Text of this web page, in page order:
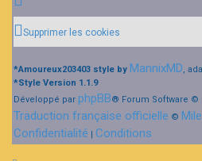
Supprimer les cookies
*Amoureux203403 style by MannixMD,
*Style Version 1.1.9
Développé par phpBB® Forum Software ©
Traduction française officielle ©
Confidentialité Conditions